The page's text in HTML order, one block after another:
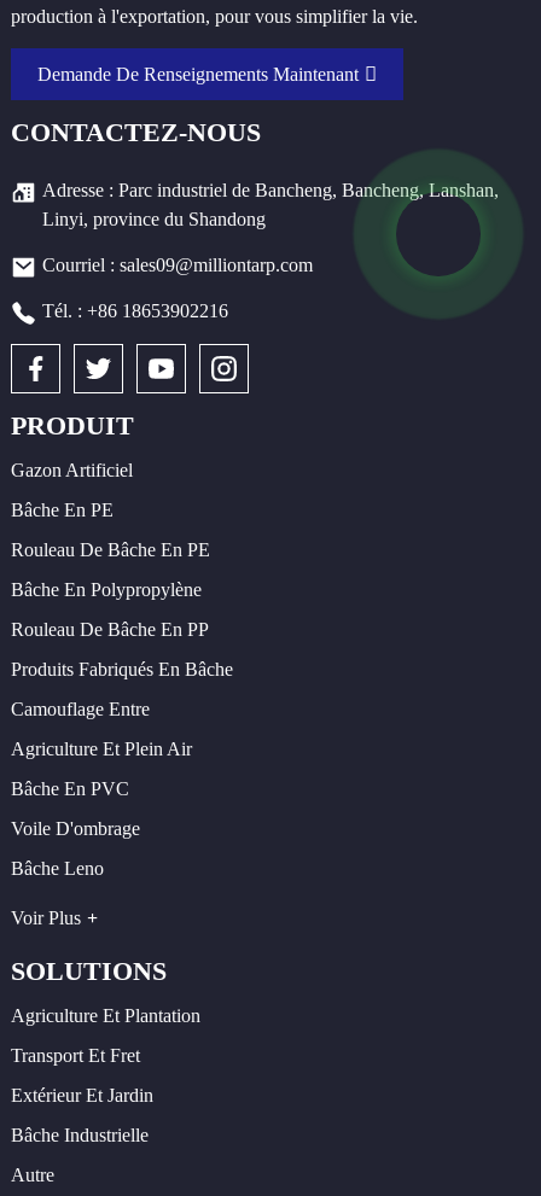
production à l'exportation, pour vous simplifier la vie.
Demande De Renseignements Maintenant
CONTACTEZ-NOUS
Adresse : Parc industriel de Bancheng, Bancheng, Lanshan,
Linyi, province du Shandong
Courriel : sales09@milliontarp.com
Tél. : +86 18653902216
PRODUIT
Gazon Artificiel
Bâche En PE
Rouleau De Bâche En PE
Bâche En Polypropylène
Rouleau De Bâche En PP
Produits Fabriqués En Bâche
Camouflage Entre
Agriculture Et Plein Air
Bâche En PVC
Voile D'ombrage
Bâche Leno
Voir Plus
SOLUTIONS
Agriculture Et Plantation
Transport Et Fret
Extérieur Et Jardin
Bâche Industrielle
Autre